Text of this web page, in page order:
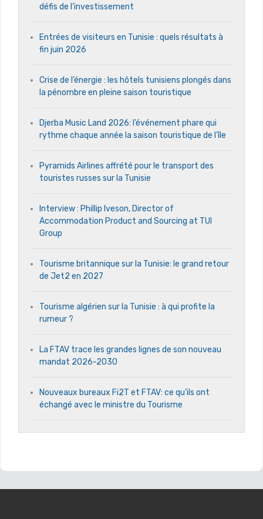
défis de l’investissement
Entrées de visiteurs en Tunisie : quels résultats à
fin juin 2026
Crise de l’énergie : les hôtels tunisiens plongés dans
la pénombre en pleine saison touristique
Djerba Music Land 2026: l’événement phare qui
rythme chaque année la saison touristique de l’île
Pyramids Airlines affrété pour le transport des
touristes russes sur la Tunisie
Interview : Phillip Iveson, Director of
Accommodation Product and Sourcing at TUI
Group
Tourisme britannique sur la Tunisie: le grand retour
de Jet2 en 2027
Tourisme algérien sur la Tunisie : à qui profite la
rumeur ?
La FTAV trace les grandes lignes de son nouveau
mandat 2026-2030
Nouveaux bureaux Fi2T et FTAV: ce qu’ils ont
échangé avec le ministre du Tourisme